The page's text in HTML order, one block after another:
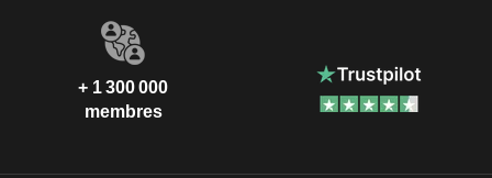
+ 1 300 000
membres